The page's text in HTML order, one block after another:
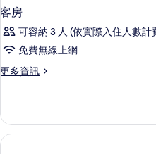
客房
可容納 3 人 (依實際入住人數計
免費無線上網
更多資訊
更
的
詳
情